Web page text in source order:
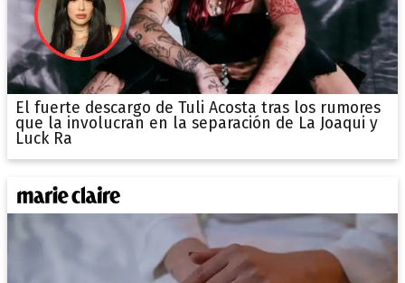
El fuerte descargo de Tuli Acosta tras los rumores
que la involucran en la separación de La Joaqui y
Luck Ra